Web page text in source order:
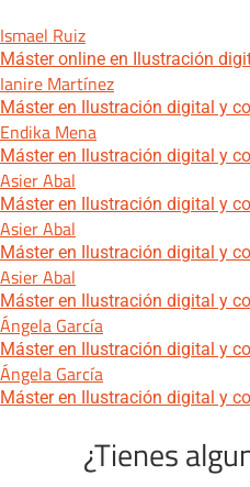
Ismael Ruiz
Máster online en Ilustración
Ianire Martínez
Máster en Ilustración digital y
Endika Mena
Máster en Ilustración digital y
Asier Abal
Máster en Ilustración digital y
Asier Abal
Máster en Ilustración digital y
Asier Abal
Máster en Ilustración digital y
Ángela García
Máster en Ilustración digital y
Ángela García
Máster en Ilustración digital y
¿Tienes